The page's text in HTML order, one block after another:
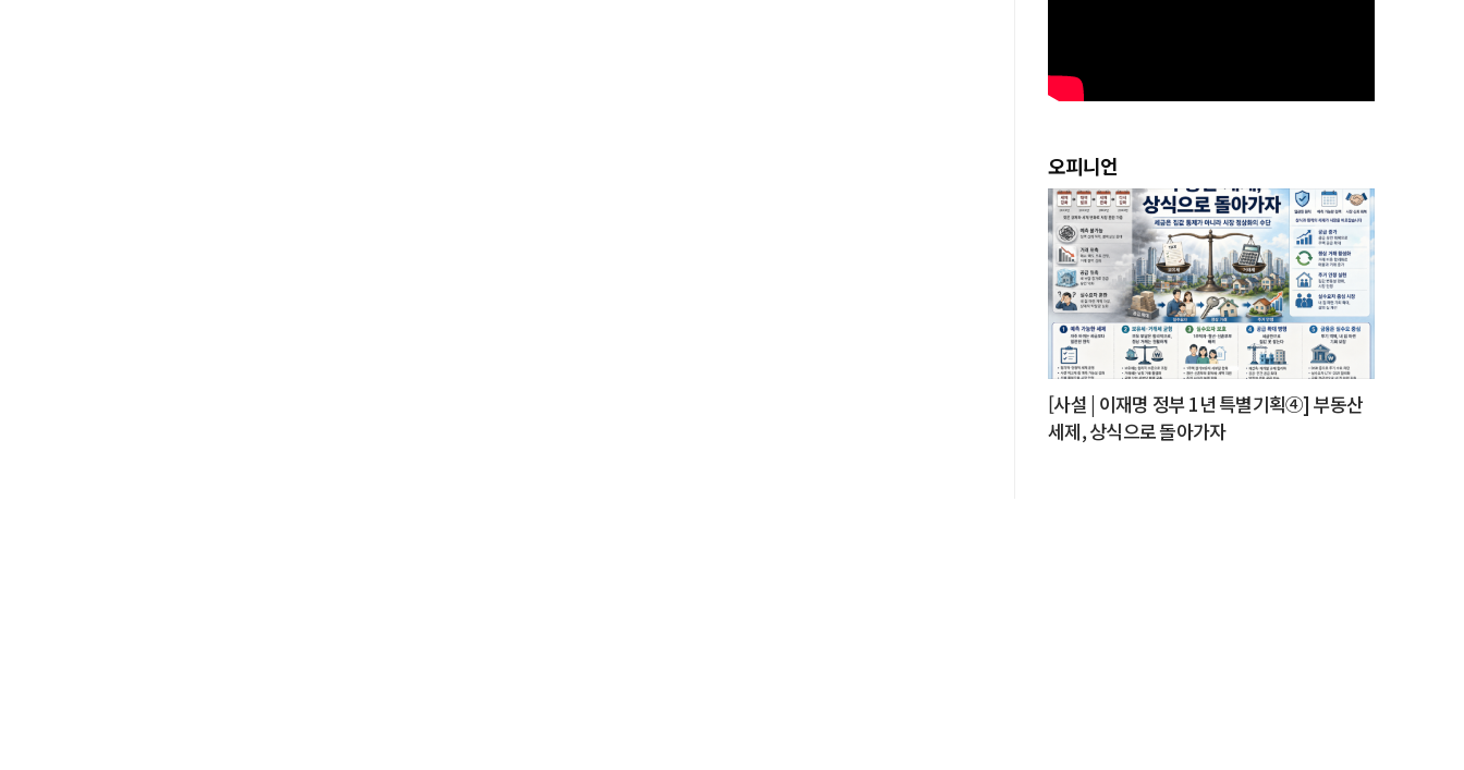
오피니언
[사설 | 이재명 정부 1년 특별기획④] 부동산
세제, 상식으로 돌아가자